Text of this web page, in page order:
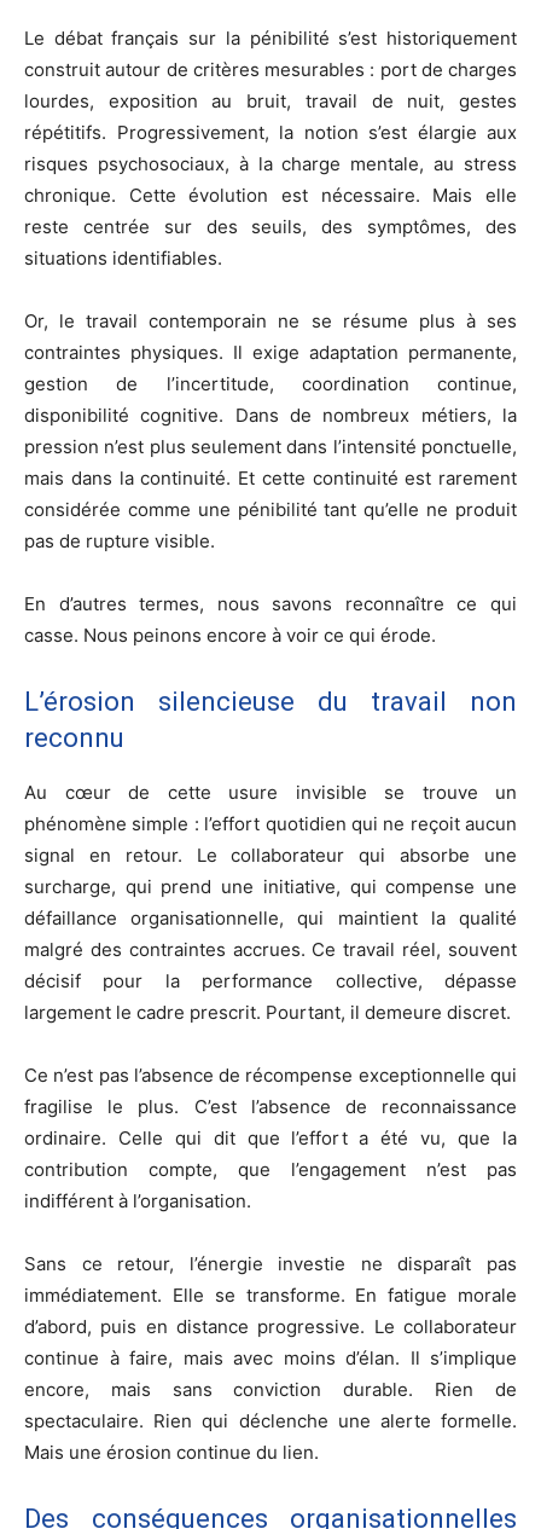
Le débat français sur la pénibilité s’est historiquement
construit autour de critères mesurables : port de charges
lourdes, exposition au bruit, travail de nuit, gestes
répétitifs. Progressivement, la notion s’est élargie aux
risques psychosociaux, à la charge mentale, au stress
chronique. Cette évolution est nécessaire. Mais elle
reste centrée sur des seuils, des symptômes, des
situations identifiables.
Or, le travail contemporain ne se résume plus à ses
contraintes physiques. Il exige adaptation permanente,
gestion de l’incertitude, coordination continue,
disponibilité cognitive. Dans de nombreux métiers, la
pression n’est plus seulement dans l’intensité ponctuelle,
mais dans la continuité. Et cette continuité est rarement
considérée comme une pénibilité tant qu’elle ne produit
pas de rupture visible.
En d’autres termes, nous savons reconnaître ce qui
casse. Nous peinons encore à voir ce qui érode.
L’érosion silencieuse du travail non
reconnu
Au cœur de cette usure invisible se trouve un
phénomène simple : l’effort quotidien qui ne reçoit aucun
signal en retour. Le collaborateur qui absorbe une
surcharge, qui prend une initiative, qui compense une
défaillance organisationnelle, qui maintient la qualité
malgré des contraintes accrues. Ce travail réel, souvent
décisif pour la performance collective, dépasse
largement le cadre prescrit. Pourtant, il demeure discret.
Ce n’est pas l’absence de récompense exceptionnelle qui
fragilise le plus. C’est l’absence de reconnaissance
ordinaire. Celle qui dit que l’effort a été vu, que la
contribution compte, que l’engagement n’est pas
indifférent à l’organisation.
Sans ce retour, l’énergie investie ne disparaît pas
immédiatement. Elle se transforme. En fatigue morale
d’abord, puis en distance progressive. Le collaborateur
continue à faire, mais avec moins d’élan. Il s’implique
encore, mais sans conviction durable. Rien de
spectaculaire. Rien qui déclenche une alerte formelle.
Mais une érosion continue du lien.
Des conséquences organisationnelles